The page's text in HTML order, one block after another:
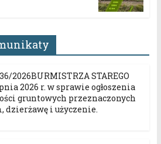
2026BURMISTRZA STAREGO
2026 r. w sprawie ogłoszenia
gruntowych przeznaczonych
dzierżawę i użyczenie.